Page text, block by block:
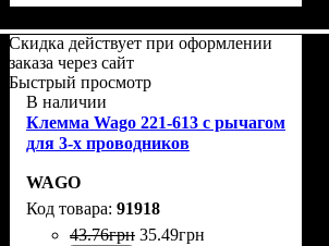
Скидка действует при оформлении
заказа через сайт
Быстрый просмотр
В наличии
Клемма Wago 221-613 с рычагом
для 3-х проводников
WAGO
91918
43.76грн 35.49грн